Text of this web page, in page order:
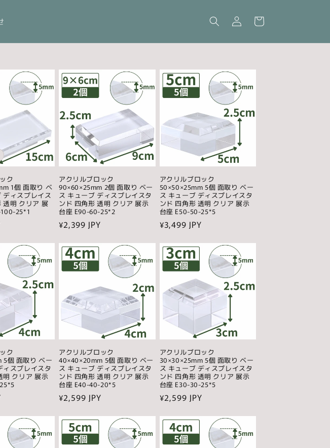
グ
イ
ー
ク
1個 面取り ベ
ディスプレイス
透明 クリア 展
25*1
アクリルブロック
90×60×25mm 2個 面取り ベー
ス キューブ ディスプレイスタ
ンド 四角形 透明 クリア 展示
台座 E90-60-25*2
通
価
格
¥2,399 JPY
アクリルブロック
50×50×25mm 5個 面取り ベー
ス キューブ ディスプレイスタ
ンド 四角形 透明 クリア 展示
台座 E50-50-25*5
通
価
格
¥3,499 JPY
ク
5個 面取り ベー
ィスプレイスタ
明 クリア 展示
アクリルブロック
40×40×20mm 5個 面取り ベー
ス キューブ ディスプレイスタ
ンド 四角形 透明 クリア 展示
台座 E40-40-20*5
通
価
格
¥2,599 JPY
アクリルブロック
30×30×25mm 5個 面取り ベー
ス キューブ ディスプレイスタ
ンド 四角形 透明 クリア 展示
台座 E30-30-25*5
通
価
格
¥2,599 JPY